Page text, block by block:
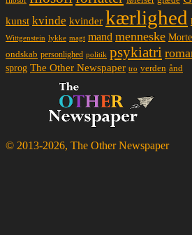
kunst kvinde kvinder kærlighed
Wittgenstein lykke magt mand menneske
ondskab personlighed politik psykiatri
sprog The Other Newspaper tro verden ånd
© 2013-2026, The Other Newspaper